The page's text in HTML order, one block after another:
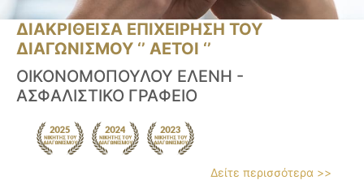
ΔΙΑΚΡΙΘΕΙΣΑ ΕΠΙΧΕΙΡΗΣΗ ΤΟΥ
ΔΙΑΓΩΝΙΣΜΟΥ ‘’ ΑΕΤΟΙ ‘’
ΟΙΚΟΝΟΜΟΠΟΥΛΟΥ ΕΛΕΝΗ -
ΑΣΦΑΛΙΣΤΙΚΟ ΓΡΑΦΕΙΟ
Δείτε περισσότερα >>